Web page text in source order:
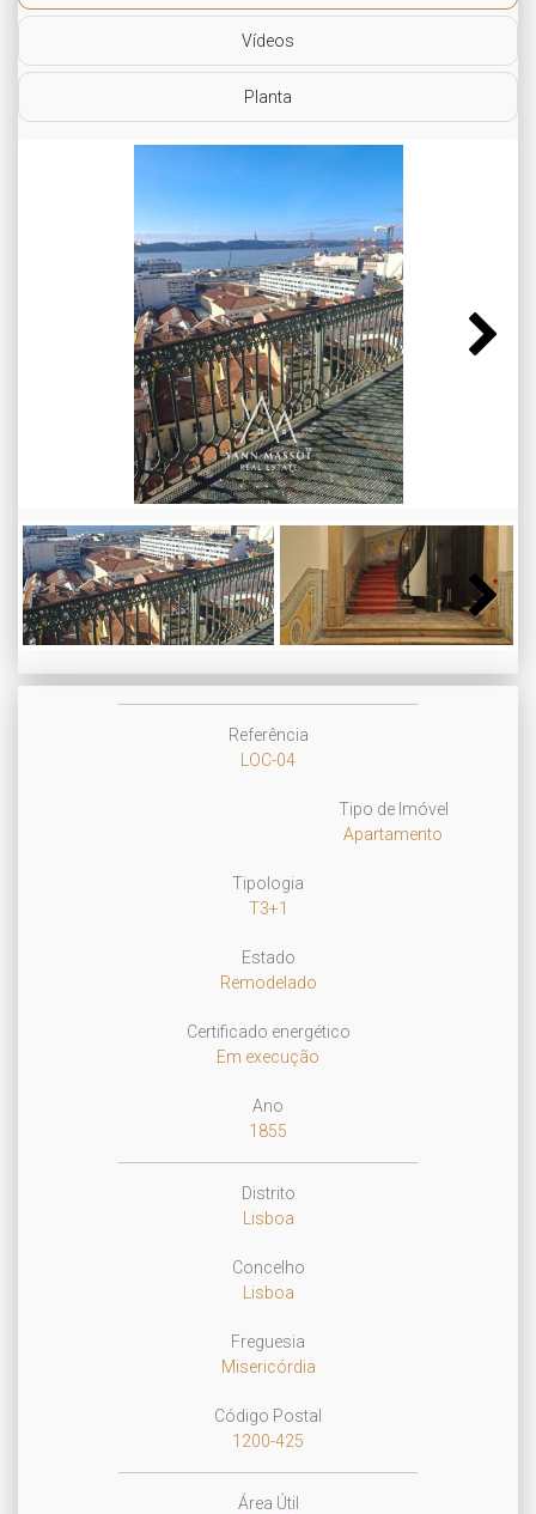
Vídeos
Planta
Next
Referência
LOC-04
Tipo de Imóvel
Apartamento
Tipologia
T3+1
Estado
Remodelado
Certificado energético
Em execução
Ano
1855
Distrito
Lisboa
Concelho
Lisboa
Freguesia
Misericórdia
Código Postal
1200-425
Área Útil